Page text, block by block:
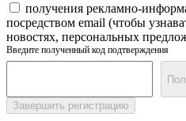
получения рекламно-
посредством email (чтобы
новостях, персональных
Введите полученный код подтверждения
Завершить регистрацию